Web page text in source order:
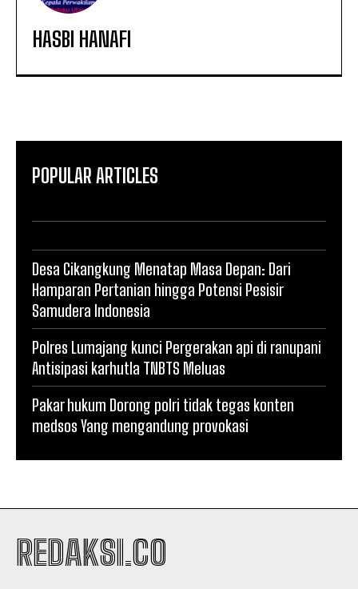
HASBI HANAFI
POPULAR ARTICLES
Desa Cikangkung Menatap Masa Depan: Dari
Hamparan Pertanian hingga Potensi Pesisir
Samudera Indonesia
Polres Lumajang kunci Pergerakan api di ranupani
Antisipasi karhutla TNBTS Meluas
Pakar hukum Dorong polri tidak tegas konten
medsos Yang mengandung provokasi
REDAKSI.CO